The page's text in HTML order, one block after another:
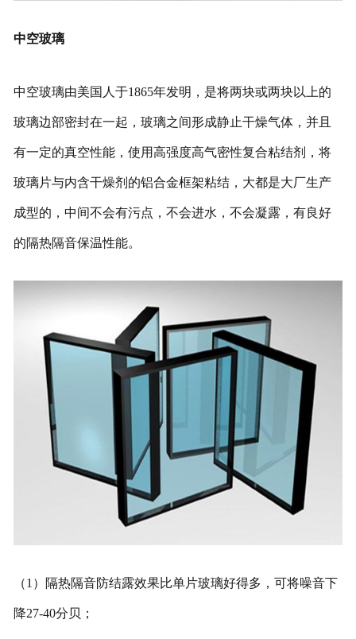
中空玻璃
中空玻璃由美国人于1865年发明，是将两块或两块以上的
玻璃边部密封在一起，玻璃之间形成静止干燥气体，并且
有一定的真空性能，使用高强度高气密性复合粘结剂，将
玻璃片与内含干燥剂的铝合金框架粘结，大都是大厂生产
成型的，中间不会有污点，不会进水，不会凝露，有良好
的隔热隔音保温性能。
（1）隔热隔音防结露效果比单片玻璃好得多，可将噪音下
降27-40分贝；